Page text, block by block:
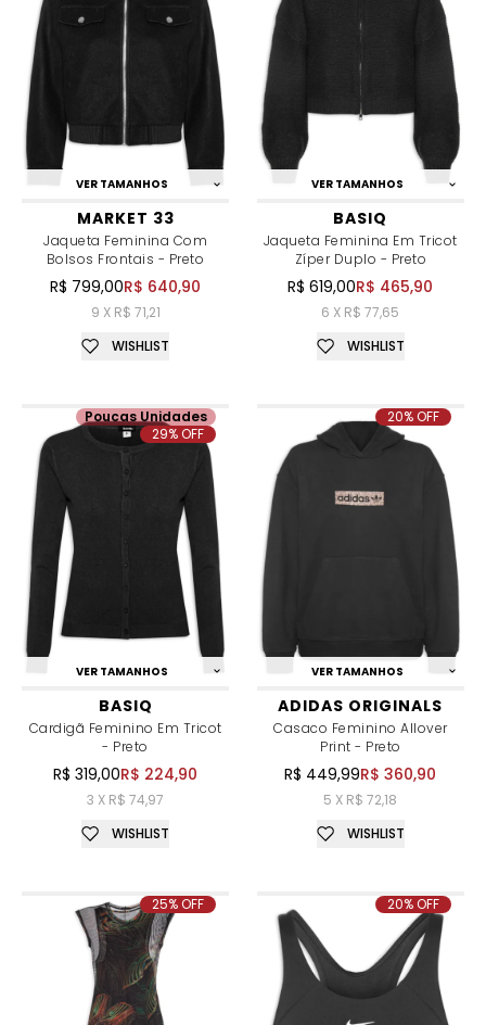
VER TAMANHOS
MARKET 33
Jaqueta Feminina Com
Bolsos Frontais - Preto
R$ 799,00R$ 640,90
9 X R$ 71,21
WISHLIST
VER TAMANHOS
BASIQ
Jaqueta Feminina Em Tricot
Zíper Duplo - Preto
R$ 619,00R$ 465,90
6 X R$ 77,65
WISHLIST
VER TAMANHOS
BASIQ
Cardigã Feminino Em Tricot
- Preto
R$ 319,00R$ 224,90
3 X R$ 74,97
Poucas Unidades
29% OFF
WISHLIST
VER TAMANHOS
ADIDAS ORIGINALS
Casaco Feminino Allover
Print - Preto
R$ 449,99R$ 360,90
5 X R$ 72,18
20% OFF
WISHLIST
25% OFF 20% OFF